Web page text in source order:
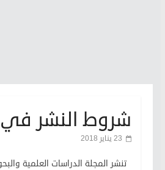
شروط النشر في
23 يناير 2018
تنشر المجلة الدراسات العلمية